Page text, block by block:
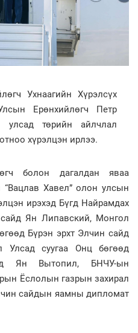
Ухнаагийн Хүрэлсүх
Ерөнхийлөгч Петр
улсад төрийн айлчлал
хүрэлцэн ирлээ.
болон дагалдан яваа
“Вацлав Хавел” олон улсын
ирэхэд Бүгд Найрамдах
Ян Липавский, Монгол
Бүрэн эрхт Элчин сайд
Улсад суугаа Онц бөгөөд
Ян Вытопил, БНЧУ-ын
Ёслолын газрын захирал
сайдын яамны дипломат